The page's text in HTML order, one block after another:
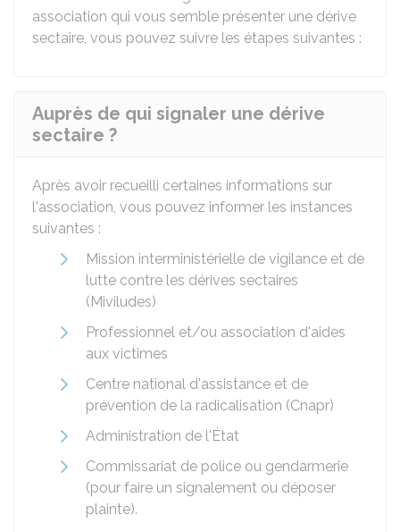
association qui vous semble présenter une dérive
sectaire, vous pouvez suivre les étapes suivantes :
Auprès de qui signaler une dérive
sectaire ?
Après avoir recueilli certaines informations sur
l'association, vous pouvez informer les instances
suivantes :
Mission interministérielle de vigilance et de
lutte contre les dérives sectaires
(Miviludes)
Professionnel et/ou association d'aides
aux victimes
Centre national d'assistance et de
prévention de la radicalisation (Cnapr)
Administration de l'État
Commissariat de police ou gendarmerie
(pour faire un signalement ou déposer
plainte).